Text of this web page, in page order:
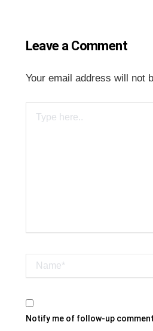
Leave a Comment
Your email address will not
here..
Name*
Notify me of follow-up